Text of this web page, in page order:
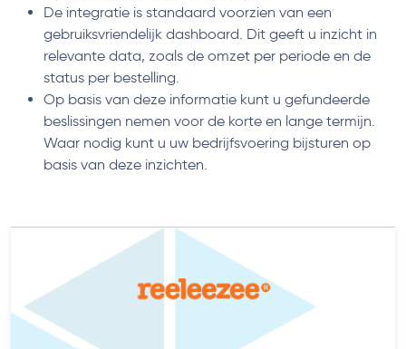
De integratie is standaard voorzien van een
gebruiksvriendelijk dashboard. Dit geeft u inzicht in
relevante data, zoals de omzet per periode en de
status per bestelling.
Op basis van deze informatie kunt u gefundeerde
beslissingen nemen voor de korte en lange termijn.
Waar nodig kunt u uw bedrijfsvoering bijsturen op
basis van deze inzichten.